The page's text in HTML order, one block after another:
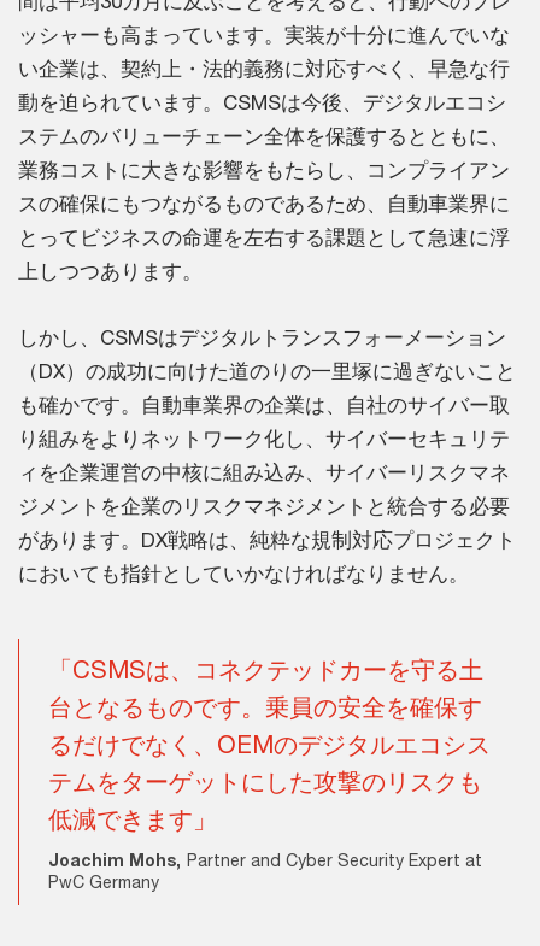
ッシャーも高まっています。実装が十分に進んでいな
い企業は、契約上・法的義務に対応すべく、早急な行
動を迫られています。CSMSは今後、デジタルエコシ
ステムのバリューチェーン全体を保護するとともに、
業務コストに大きな影響をもたらし、コンプライアン
スの確保にもつながるものであるため、自動車業界に
とってビジネスの命運を左右する課題として急速に浮
上しつつあります。
しかし、CSMSはデジタルトランスフォーメーション
（DX）の成功に向けた道のりの一里塚に過ぎないこと
も確かです。自動車業界の企業は、自社のサイバー取
り組みをよりネットワーク化し、サイバーセキュリテ
ィを企業運営の中核に組み込み、サイバーリスクマネ
ジメントを企業のリスクマネジメントと統合する必要
があります。DX戦略は、純粋な規制対応プロジェクト
においても指針としていかなければなりません。
「CSMSは、コネクテッドカーを守る土
台となるものです。乗員の安全を確保す
るだけでなく、OEMのデジタルエコシス
テムをターゲットにした攻撃のリスクも
低減できます」
Joachim Mohs, Partner and Cyber Security Expert at
PwC Germany